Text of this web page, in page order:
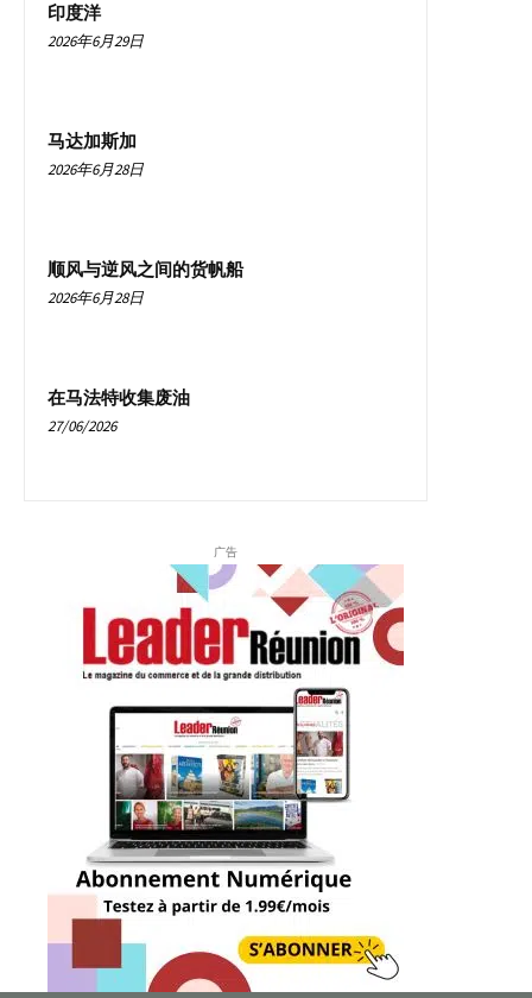
印度洋
2026年6月29日
马达加斯加
2026年6月28日
顺风与逆风之间的货帆船
2026年6月28日
在马法特收集废油
27/06/2026
广告